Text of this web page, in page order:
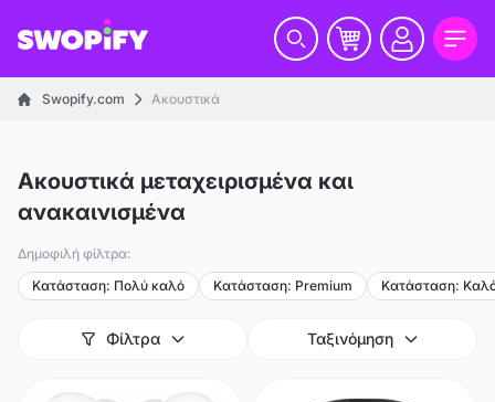
Swopify.com Ακουστικά
Ακουστικά μεταχειρισμένα και
ανακαινισμένα
Δημοφιλή φίλτρα:
Κατάσταση: Πολύ καλό
Κατάσταση: Premium Κατάσταση:
Φίλτρα Ταξινόμηση